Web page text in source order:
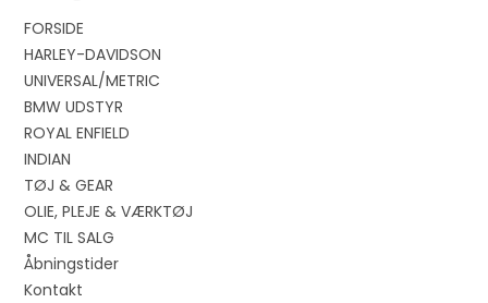
FORSIDE
HARLEY-DAVIDSON
UNIVERSAL/METRIC
BMW UDSTYR
ROYAL ENFIELD
INDIAN
TØJ & GEAR
OLIE, PLEJE & VÆRKTØJ
MC TIL SALG
Åbningstider
Kontakt